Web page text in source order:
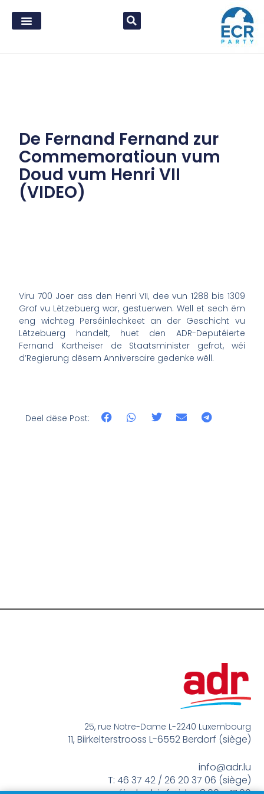
De Fernand Fernand zur
Commemoratioun vum
Doud vum Henri VII
(VIDEO)
Viru 700 Joer ass den Henri VII, dee vun 1288 bis 1309
Grof vu Lëtzebuerg war, gestuerwen. Well et sech ëm
eng wichteg Perséinlechkeet an der Geschicht vu
Lëtzebuerg handelt, huet den ADR-Deputéierte
Fernand Kartheiser de Staatsminister gefrot, wéi
d’Regierung dësem Anniversaire gedenke wëll.
Deel dëse Post:
25, rue Notre-Dame L-2240 Luxembourg
11, Biirkelterstrooss L-6552 Berdorf (siège)
info@adr.lu
T: 46 37 42 / 26 20 37 06 (siège)